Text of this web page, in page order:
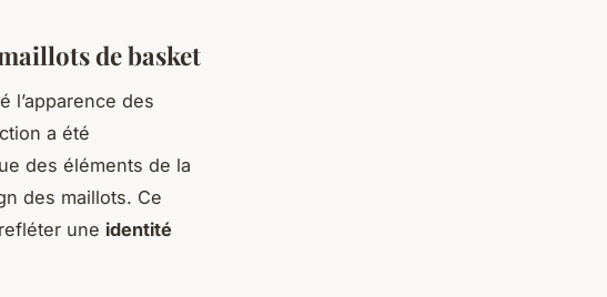
de basket
l’apparence des
a été
des éléments de la
des maillots. Ce
une identité